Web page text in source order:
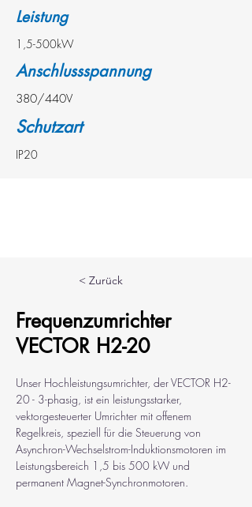
Leistung
1,5-500kW
Anschlussspannung
380/440V
Schutzart
IP20
< Zurück
Frequenzumrichter
VECTOR H2-20
Unser Hochleistungsumrichter, der VECTOR H2-
20 - 3-phasig, ist ein leistungsstarker,
vektorgesteuerter Umrichter mit offenem
Regelkreis, speziell für die Steuerung von
Asynchron-Wechselstrom-Induktionsmotoren im
Leistungsbereich 1,5 bis 500 kW und
permanent Magnet-Synchronmotoren.